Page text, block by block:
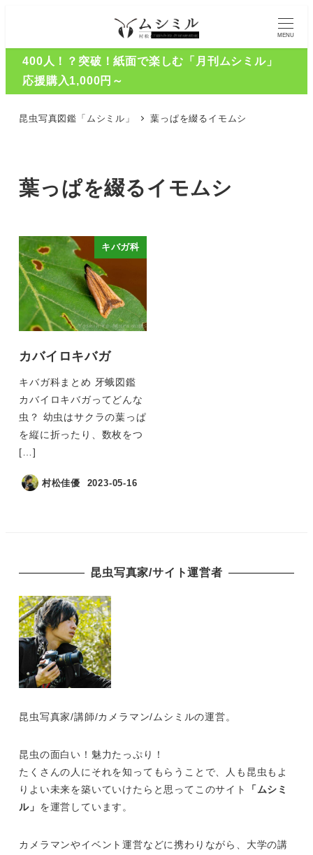
MENU
400人！？突破！紙面で楽しむ「月刊ムシミル」
応援購入1,000円～
昆虫写真図鑑「ムシミル」 葉っぱを綴るイモムシ
葉っぱを綴るイモムシ
キバガ科
カバイロキバガ
キバガ科まとめ 牙蛾図鑑
カバイロキバガってどんな
虫？ 幼虫はサクラの葉っぱ
を縦に折ったり、数枚をつ
[…]
村松佳優 2023-05-16
昆虫写真家/サイト運営者
昆虫写真家/講師/カメラマン/ムシミルの運営。
昆虫の面白い！魅力たっぷり！
たくさんの人にそれを知ってもらうことで、人も昆虫もよ
りよい未来を築いていけたらと思ってこのサイト
「ムシミ
ル」 を運営しています。
カメラマンやイベント運営などに携わりながら、大学の講